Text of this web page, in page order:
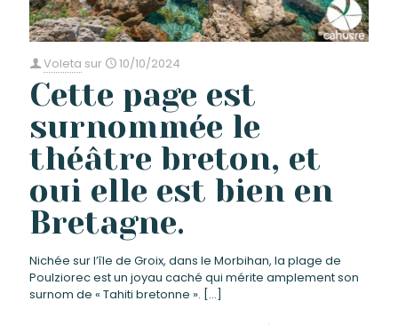
Voleta sur 10/10/2024
Cette page est
surnommée le
théâtre breton, et
oui elle est bien en
Bretagne.
Nichée sur l’île de Groix, dans le Morbihan, la plage de
Poulziorec est un joyau caché qui mérite amplement son
surnom de « Tahiti bretonne ». […]